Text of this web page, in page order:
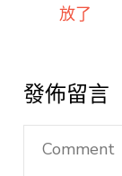
放了
發佈留言